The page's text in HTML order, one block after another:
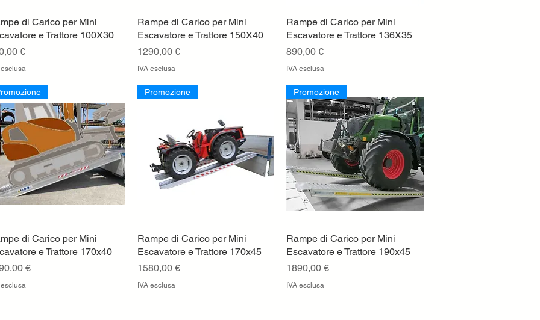
Vista rapida
di Carico per Mini
e Trattore 100X30
€
esclusa
Vista rapida
Rampe di Carico per Mini
Escavatore e Trattore 150X40
Prezzo
1290,00 €
IVA esclusa
Vista rapida
Rampe di Carico per Mini
Escavatore e Trattore 136X35
Prezzo
890,00 €
IVA esclusa
Vista rapida
di Carico per Mini
e Trattore 170x40
€
esclusa
Vista rapida
Promozione
Rampe di Carico per Mini
Escavatore e Trattore 170x45
Prezzo
1580,00 €
IVA esclusa
Vista rapida
Promozione
Rampe di Carico per Mini
Escavatore e Trattore 190x45
Prezzo
1890,00 €
IVA esclusa